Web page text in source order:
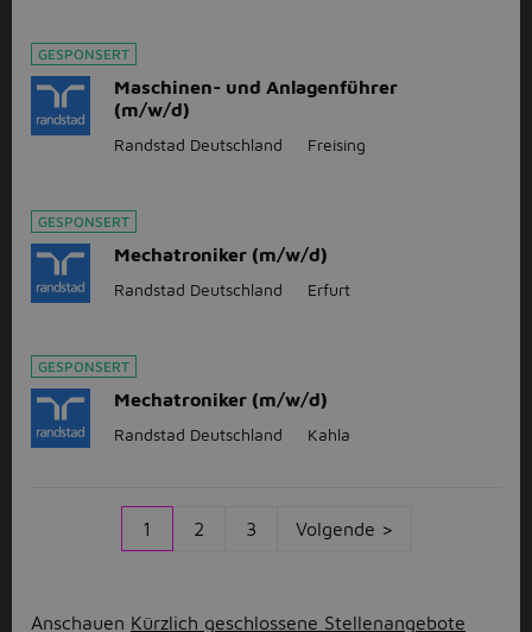
GESPONSERT
Maschinen- und Anlagenführer
(m/w/d)
Randstad Deutschland Freising
GESPONSERT
Mechatroniker (m/w/d)
Randstad Deutschland Erfurt
GESPONSERT
Mechatroniker (m/w/d)
Randstad Deutschland Kahla
1 2 3 Volgende >
Anschauen Kürzlich geschlossene Stellenangebote